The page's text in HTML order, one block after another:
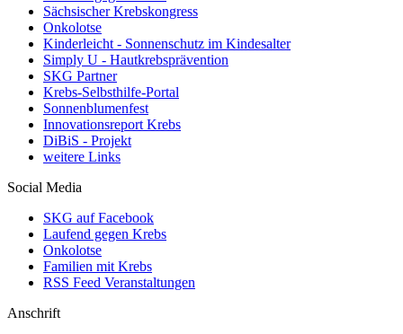
Sächsischer Krebskongress
Onkolotse
Kinderleicht - Sonnenschutz im Kindesalter
Simply U - Hautkrebsprävention
SKG Partner
Krebs-Selbsthilfe-Portal
Sonnenblumenfest
Innovationsreport Krebs
DiBiS - Projekt
weitere Links
Social Media
SKG auf Facebook
Laufend gegen Krebs
Onkolotse
Familien mit Krebs
RSS Feed Veranstaltungen
Anschrift